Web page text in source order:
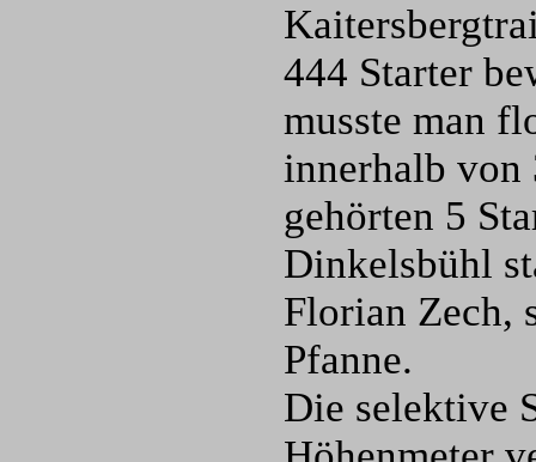
444 Starter
musste man
innerhalb von
gehörten 5
Dinkelsbühl
Florian Zech,
Pfanne.
Die selektive